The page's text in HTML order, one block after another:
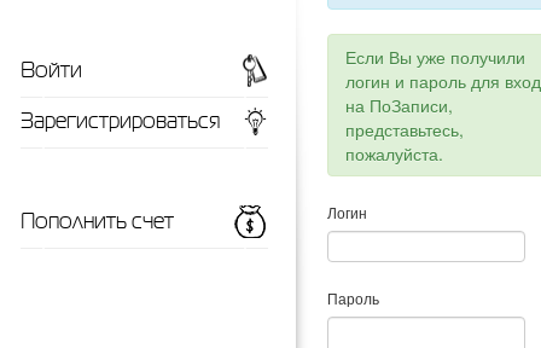
Если Вы уже получили
логин и пароль для
на ПоЗаписи,
представьтесь,
пожалуйста.
Логин
Пароль
Войти
Зарегистрироваться
Пополнить счет